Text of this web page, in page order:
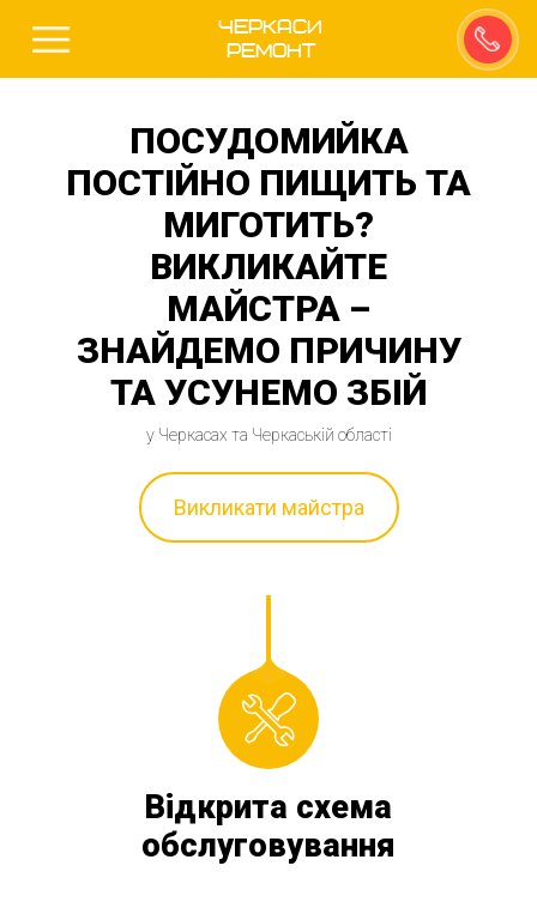
Черкаси
Ремонт
ПОСУДОМИЙКА
ПОСТІЙНО ПИЩИТЬ ТА
МИГОТИТЬ?
ВИКЛИКАЙТЕ
МАЙСТРА –
ЗНАЙДЕМО ПРИЧИНУ
ТА УСУНЕМО ЗБІЙ
у Черкасах та Черкаській області
Викликати майстра
Відкрита схема
обслуговування